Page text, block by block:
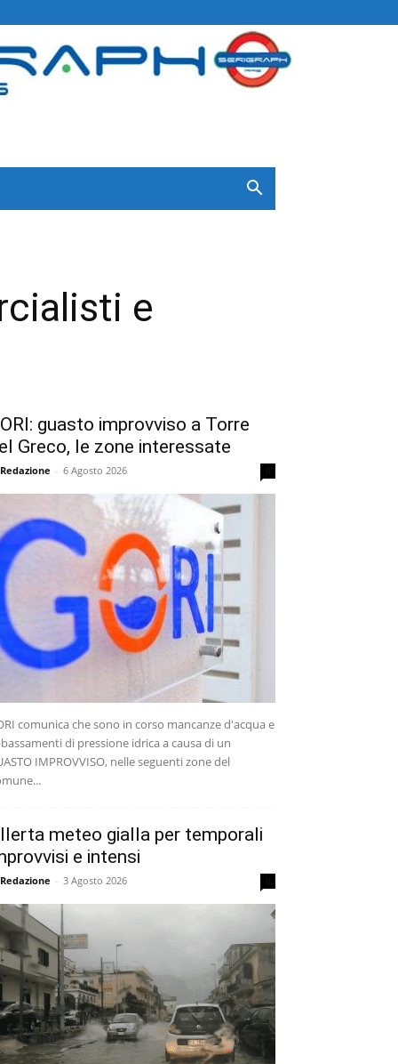
e
guasto improvviso a Torre
Greco, le zone interessate
- 6 Agosto 2026
comunica che sono in corso mancanze d'acqua e
di pressione idrica a causa di un
IMPROVVISO, nelle seguenti zone del
meteo gialla per temporali
e intensi
- 3 Agosto 2026